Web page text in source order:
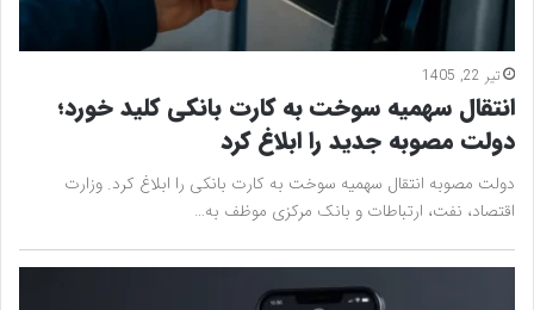
تیر 22, 1405
انتقال سهمیه سوخت به کارت بانکی کلید خورد؛
دولت مصوبه جدید را ابلاغ کرد
دولت مصوبه انتقال سهمیه سوخت به کارت بانکی را ابلاغ کرد. وزارت
اقتصاد، نفت، ارتباطات و بانک مرکزی موظف به…